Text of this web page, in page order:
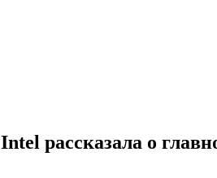
рассказала о